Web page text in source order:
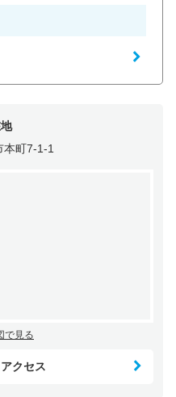
本町7-1-1
で見る
クセス